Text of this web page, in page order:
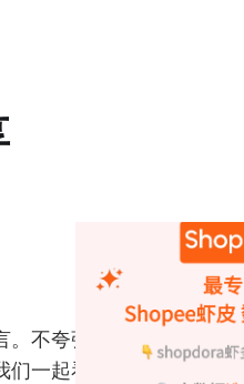
。不夸张地说，
一起看看该怎